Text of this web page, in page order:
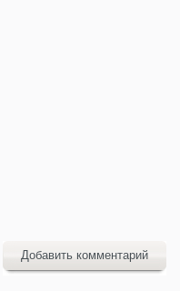
Добавить комментарий